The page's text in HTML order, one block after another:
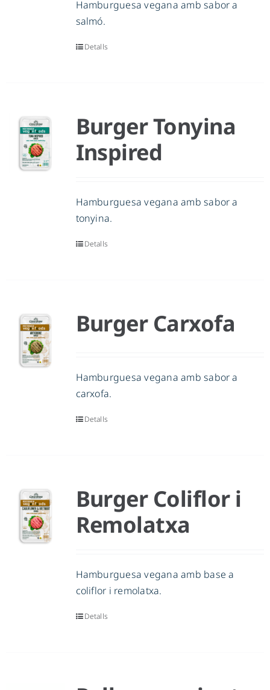
Hamburguesa vegana amb sabor a
salmó.
Detalls
Burger Tonyina
Inspired
Hamburguesa vegana amb sabor a
tonyina.
Detalls
Burger Carxofa
Hamburguesa vegana amb sabor a
carxofa.
Detalls
Burger Coliflor i
Remolatxa
Hamburguesa vegana amb base a
coliflor i remolatxa.
Detalls